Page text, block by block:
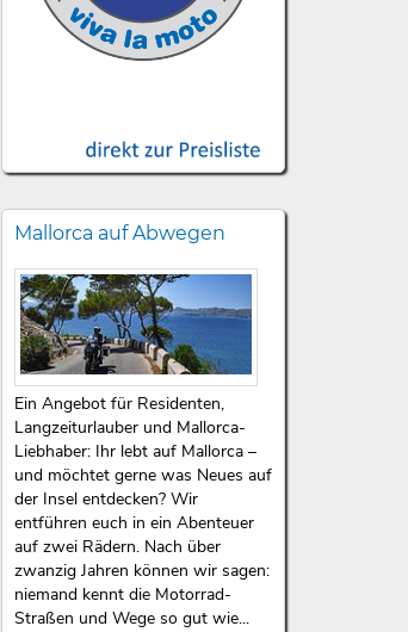
Mallorca auf Abwegen
Ein Angebot für Residenten,
Langzeiturlauber und Mallorca-
Liebhaber: Ihr lebt auf Mallorca –
und möchtet gerne was Neues auf
der Insel entdecken? Wir
entführen euch in ein Abenteuer
auf zwei Rädern. Nach über
zwanzig Jahren können wir sagen:
niemand kennt die Motorrad-
Straßen und Wege so gut wie...